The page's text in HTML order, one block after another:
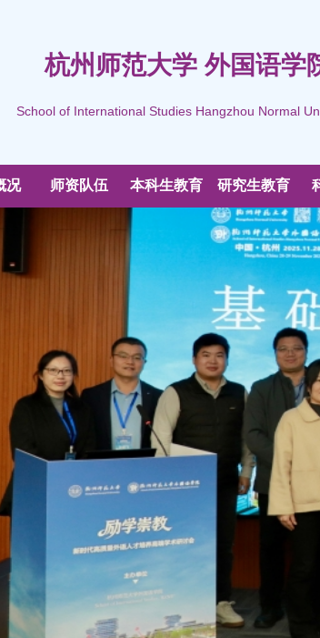
杭州师范大学 外国语学
School of International Studies Hangzhou Normal
况 师资队伍 本科生教育 研究生教育